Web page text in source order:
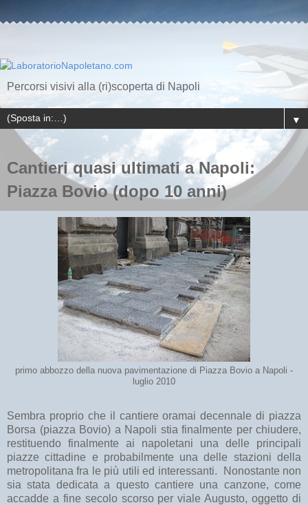
Percorsi visivi alla (ri)scoperta di Napoli
▼
Cantieri quasi ultimati a Napoli:
Piazza Bovio (dopo 10 anni)
primo abbozzo della nuova pavimentazione di Piazza Bovio a Napoli -
luglio 2010
Sembra proprio che il cantiere oramai decennale di piazza
Borsa (piazza Bovio) a Napoli stia finalmente per chiudere,
restituendo finalmente ai napoletani una delle principali
piazze cittadine e probabilmente una delle stazioni della
metropolitana fra le più utili ed interessanti. Nonostante non
sia stata dedicata a questo cantiere una canzone, come
accadde a fine secolo scorso per viale Augusto, oggetto di